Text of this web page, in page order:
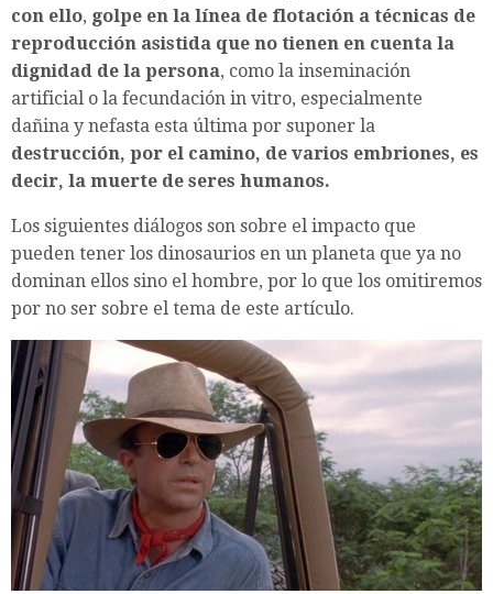
con ello, golpe en la línea de flotación a técnicas de
reproducción asistida que no tienen en cuenta la
dignidad de la persona, como la inseminación
artificial o la fecundación in vitro, especialmente
dañina y nefasta esta última por suponer la
destrucción, por el camino, de varios embriones, es
decir, la muerte de seres humanos.
Los siguientes diálogos son sobre el impacto que
pueden tener los dinosaurios en un planeta que ya no
dominan ellos sino el hombre, por lo que los omitiremos
por no ser sobre el tema de este artículo.